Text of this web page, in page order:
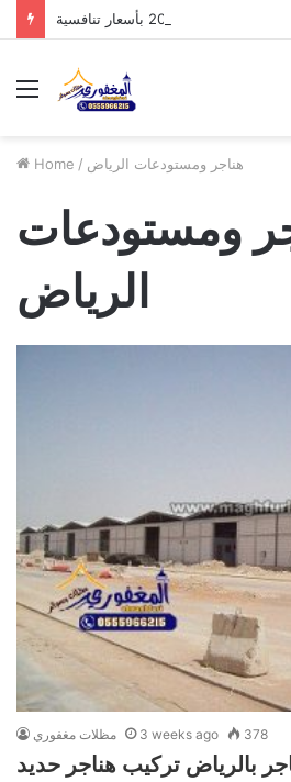
Menu
Home / هناجر ومستودعات الرياض
ومستودعات
الرياض
مظلات مغفوري 3 weeks ago 378
بالرياض تركيب هناجر حديد